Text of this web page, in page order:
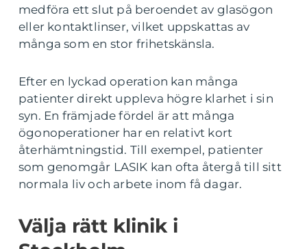
medföra ett slut på beroendet av glasögon
eller kontaktlinser, vilket uppskattas av
många som en stor frihetskänsla.
Efter en lyckad operation kan många
patienter direkt uppleva högre klarhet i sin
syn. En främjade fördel är att många
ögonoperationer har en relativt kort
återhämtningstid. Till exempel, patienter
som genomgår LASIK kan ofta återgå till sitt
normala liv och arbete inom få dagar.
Välja rätt klinik i